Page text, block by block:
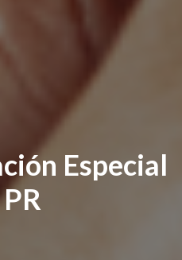
Especial